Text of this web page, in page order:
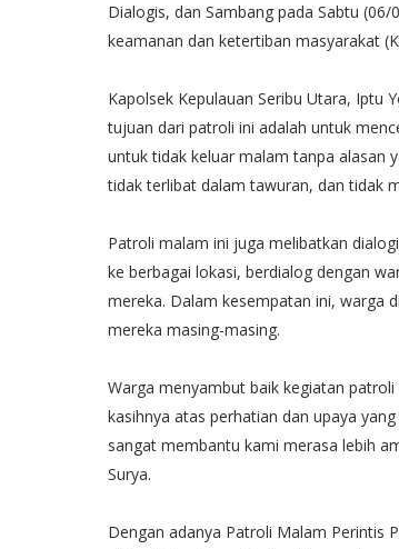
Dialogis, dan Sambang pada Sabtu
keamanan dan ketertiban masyarakat
Kapolsek Kepulauan Seribu Utara, Iptu
tujuan dari patroli ini adalah untuk
untuk tidak keluar malam tanpa alasan
tidak terlibat dalam tawuran, dan tidak
Patroli malam ini juga melibatkan
ke berbagai lokasi, berdialog dengan
mereka. Dalam kesempatan ini, warga
mereka masing-masing.
Warga menyambut baik kegiatan
kasihnya atas perhatian dan upaya
sangat membantu kami merasa lebih
Surya.
Dengan adanya Patroli Malam Perintis